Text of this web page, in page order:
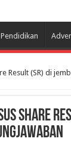
Pendidikan
Result (SR) di
Share